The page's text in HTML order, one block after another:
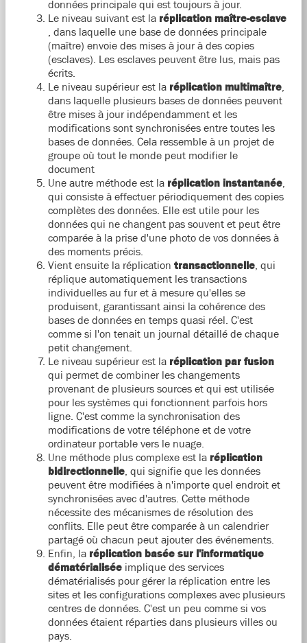
données principale qui est toujours à jour.
Le niveau suivant est la réplication maître-esclave
, dans laquelle une base de données principale
(maître) envoie des mises à jour à des copies
(esclaves). Les esclaves peuvent être lus, mais pas
écrits.
Le niveau supérieur est la réplication multimaître,
dans laquelle plusieurs bases de données peuvent
être mises à jour indépendamment et les
modifications sont synchronisées entre toutes les
bases de données. Cela ressemble à un projet de
groupe où tout le monde peut modifier le
document
Une autre méthode est la réplication instantanée,
qui consiste à effectuer périodiquement des copies
complètes des données. Elle est utile pour les
données qui ne changent pas souvent et peut être
comparée à la prise d'une photo de vos données à
des moments précis.
Vient ensuite la réplication transactionnelle, qui
réplique automatiquement les transactions
individuelles au fur et à mesure qu'elles se
produisent, garantissant ainsi la cohérence des
bases de données en temps quasi réel. C'est
comme si l'on tenait un journal détaillé de chaque
petit changement.
Le niveau supérieur est la réplication par fusion
qui permet de combiner les changements
provenant de plusieurs sources et qui est utilisée
pour les systèmes qui fonctionnent parfois hors
ligne. C'est comme la synchronisation des
modifications de votre téléphone et de votre
ordinateur portable vers le nuage.
Une méthode plus complexe est la réplication
bidirectionnelle, qui signifie que les données
peuvent être modifiées à n'importe quel endroit et
synchronisées avec d'autres. Cette méthode
nécessite des mécanismes de résolution des
conflits. Elle peut être comparée à un calendrier
partagé où chacun peut ajouter des événements.
Enfin, la réplication basée sur l'informatique
dématérialiséeimplique des services
dématérialisés pour gérer la réplication entre les
sites et les configurations complexes avec plusieurs
centres de données. C'est un peu comme si vos
données étaient réparties dans plusieurs villes ou
pays.